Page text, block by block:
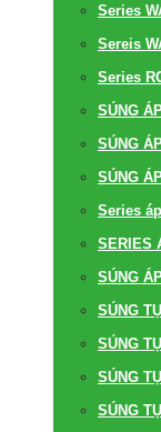
Series
Sereis
Series
SÚNG
SÚNG
SÚNG
Series
SERIES
SÚNG
SÚNG
SÚNG
SÚNG
SÚNG